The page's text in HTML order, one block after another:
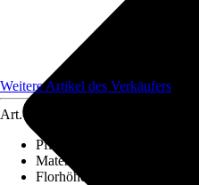
Weitere Artikel des Verkäufers
Art.-Nr.
Pflegehinweis
Material
Florhöhe (ca.)